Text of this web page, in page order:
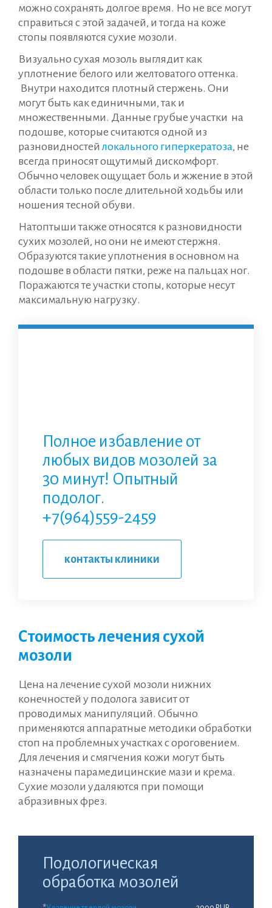
можно сохранять долгое время. Но не все могут
справиться с этой задачей, и тогда на коже
стопы появляются сухие мозоли.
Визуально сухая мозоль выглядит как
уплотнение белого или желтоватого оттенка.
Внутри находится плотный стержень. Они
могут быть как единичными, так и
множественными. Данные грубые участки на
подошве, которые считаются одной из
разновидностейлокального гиперкератоза, не
всегда приносят ощутимый дискомфорт.
Обычно человек ощущает боль и жжение в этой
области только после длительной ходьбы или
ношения тесной обуви.
Натоптыши также относятся к разновидности
сухих мозолей, но они не имеют стержня.
Образуются такие уплотнения в основном на
подошве в области пятки, реже на пальцах ног.
Поражаются те участки стопы, которые несут
максимальную нагрузку.
Полное избавление от
любых видов мозолей за
30 минут! Опытный
подолог.
+7(964)559-2459
контакты клиники
Стоимость лечения сухой
мозоли
Цена на лечение сухой мозоли нижних
конечностей у подолога зависит от
проводимых манипуляций. Обычно
применяются аппаратные методики обработки
стоп на проблемных участках с ороговением.
Для лечения и смягчения кожи могут быть
назначены парамедицинские мази и крема.
Сухие мозоли удаляются при помощи
абразивных фрез.
Подологическая
обработка мозолей